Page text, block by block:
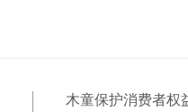
木童保护消费者权